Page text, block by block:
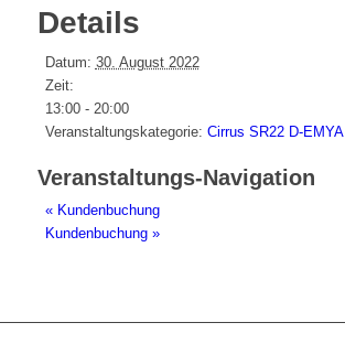
Details
Datum: 30. August 2022
Zeit:
13:00 - 20:00
Veranstaltungskategorie: Cirrus SR22 D-EMYA
Veranstaltungs-Navigation
«Kundenbuchung
Kundenbuchung »